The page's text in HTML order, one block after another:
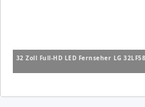
32 Zoll Full-HD LED Fernseher LG